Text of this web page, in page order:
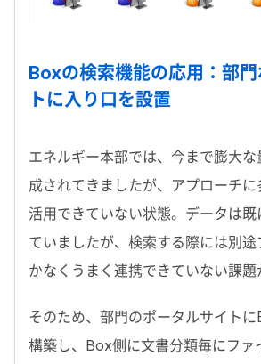
Boxの検索機能の応用：部
トに入り口を設置
エネルギー本部では、今まで膨大
成されてきましたが、アプローチに
活用できていない状態。データは
ていましたが、検索する際には別
かなくうまく連携できていない課題
そのため、部門のポータルサイト
構築し、Box側に文書分類毎にファ